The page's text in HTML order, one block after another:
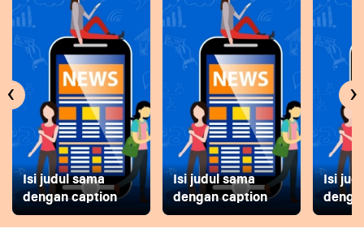
Isi judul sama
dengan caption
Isi judul sama
dengan caption
Isi
‹ ›